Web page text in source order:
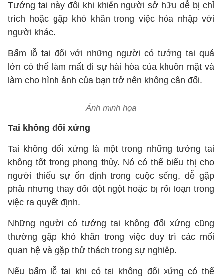
Tướng tai này đôi khi khiến người sở hữu dễ bị chỉ
trích hoặc gặp khó khăn trong việc hòa nhập với
người khác.
Bấm lỗ tai đối với những người có tướng tai quá
lớn có thể làm mất đi sự hài hòa của khuôn mặt và
làm cho hình ảnh của bạn trở nên không cân đối.
Ảnh minh họa
Tai không đối xứng
Tai không đối xứng là một trong những tướng tai
không tốt trong phong thủy. Nó có thể biểu thị cho
người thiếu sự ổn định trong cuộc sống, dễ gặp
phải những thay đổi đột ngột hoặc bị rối loạn trong
việc ra quyết định.
Những người có tướng tai không đối xứng cũng
thường gặp khó khăn trong việc duy trì các mối
quan hệ và gặp thử thách trong sự nghiệp.
Nếu bấm lỗ tai khi có tai không đối xứng có thể